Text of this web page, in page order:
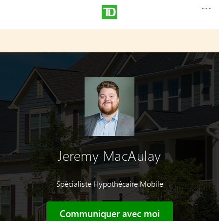
Jeremy MacAulay
Spécialiste Hypothécaire Mobile
Communiquer avec moi